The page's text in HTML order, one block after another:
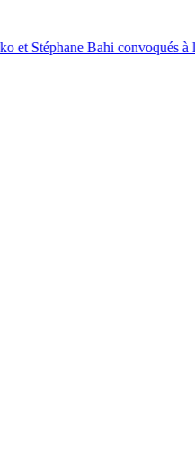
Bahi convoqués à la police●